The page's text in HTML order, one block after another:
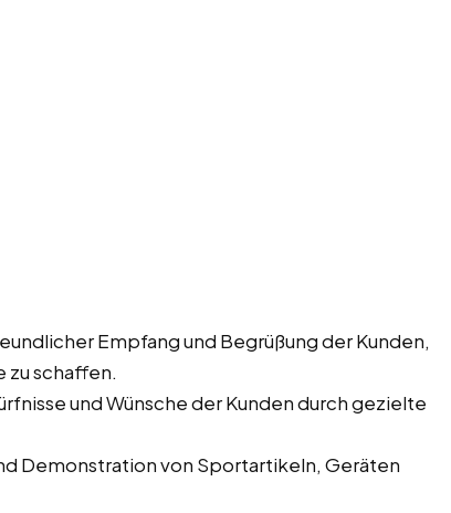
Empfang und Begrüßung der Kunden,
zu schaffen.
und Wünsche der Kunden durch gezielte
Demonstration von Sportartikeln, Geräten